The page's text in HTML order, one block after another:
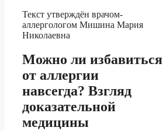
Текст утверждён врачом-
аллергологом Мишина Мария
Николаевна
Можно ли избавиться
от аллергии
навсегда? Взгляд
доказательной
медицины